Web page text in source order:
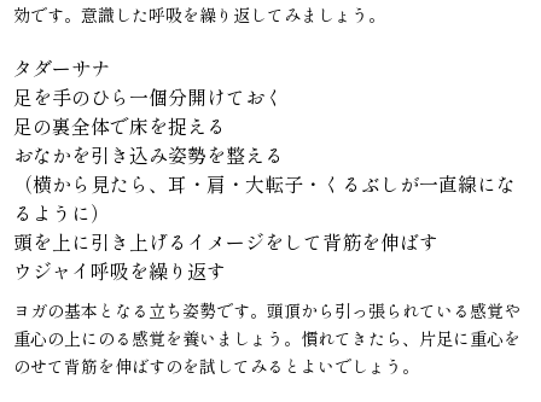
効です。意識した呼吸を繰り返してみましょう。
タダーサナ
足を手のひら一個分開けておく
足の裏全体で床を捉える
おなかを引き込み姿勢を整える
（横から見たら、耳・肩・大転子・くるぶしが一直線にな
るように）
頭を上に引き上げるイメージをして背筋を伸ばす
ウジャイ呼吸を繰り返す
ヨガの基本となる立ち姿勢です。頭頂から引っ張られている感覚や
重心の上にのる感覚を養いましょう。慣れてきたら、片足に重心を
のせて背筋を伸ばすのを試してみるとよいでしょう。